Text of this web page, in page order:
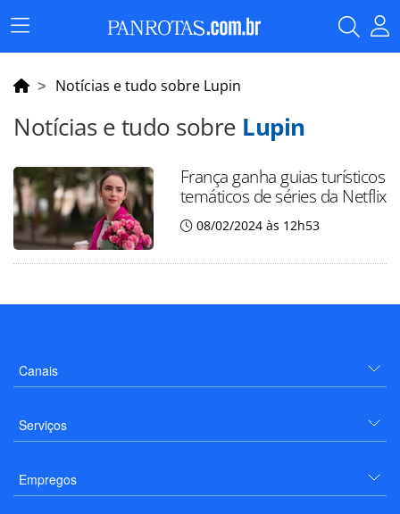
Menu
Principal
Notícias e tudo sobre Lupin
Notícias e tudo sobre Lupin
França ganha guias turísticos
temáticos de séries da Netflix
08/02/2024 às 12h53
Canais
Serviços
Empregos